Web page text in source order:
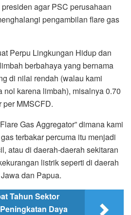
agar PSC perusahaan
pengambilan flare gas
Perpu Lingkungan Hidup dan
berbahaya yang bernama
di nilai rendah (walau kami
nol karena limbah), misalnya 0.70
per MMSCFD.
Gas Aggregator” dimana kami
terbakar percuma itu menjadi
atau di daerah-daerah sekitaran
listrik seperti di daerah
dan Papua.
Tahun Sektor
Daya